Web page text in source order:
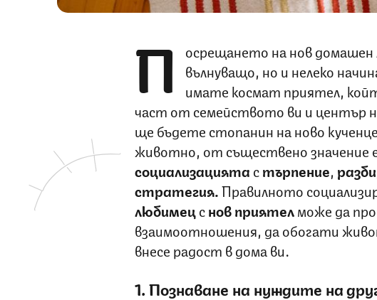
П
осрещането на нов
вълнуващо, но и нелеко
имате космат приятел,
част от семейството ви и център
ще бъдете стопанин на ново
животно, от съществено значение
социализацията стърпение,
стратегия.Правилното
любимецсновприятелможе да
взаимоотношения, да обогати
внесе радост в дома ви.
1. Познаване на нуждите на